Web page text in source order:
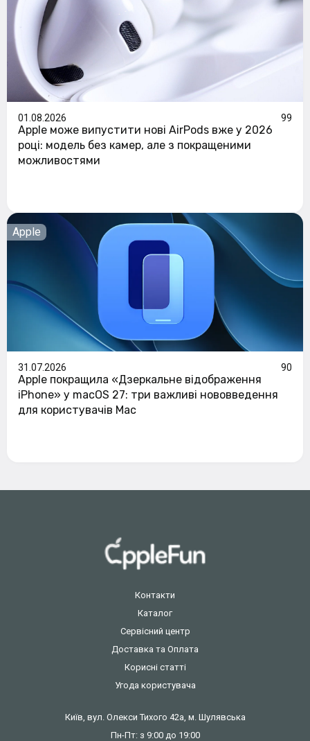
01.08.2026 99
Apple може випустити нові AirPods вже у 2026
році: модель без камер, але з покращеними
можливостями
Apple
31.07.2026 90
Apple покращила «Дзеркальне відображення
iPhone» у macOS 27: три важливі нововведення
для користувачів Mac
Контакти
Каталог
Сервісний центр
Доставка та Оплата
Корисні статті
Угода користувача
Київ, вул. Олекси Тихого 42а, м. Шулявська
Пн-Пт: з 9:00 до 19:00